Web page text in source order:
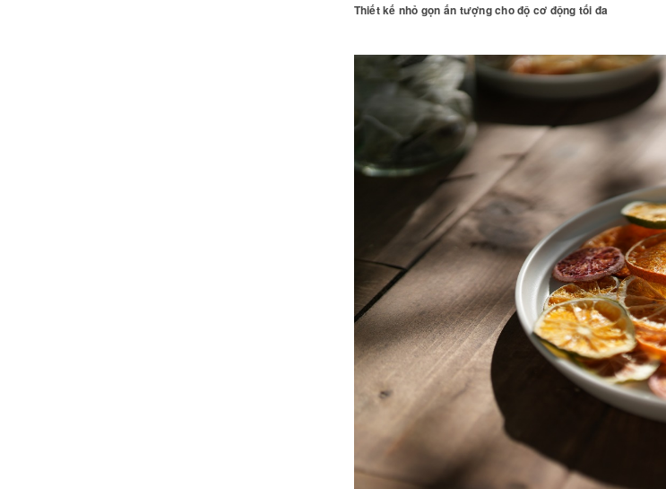
Thiết kế nhỏ gọn ấn tượng cho độ cơ động tối đa